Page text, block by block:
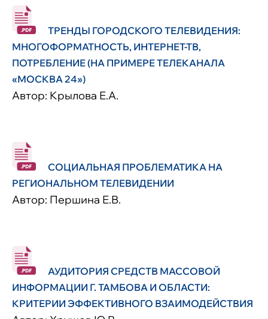
ТРЕНДЫ ГОРОДСКОГО ТЕЛЕВИДЕНИЯ:
МНОГОФОРМАТНОСТЬ, ИНТЕРНЕТ-ТВ,
ПОТРЕБЛЕНИЕ (НА ПРИМЕРЕ ТЕЛЕКАНАЛА
«МОСКВА 24»)
Автор: Крылова Е.А.
СОЦИАЛЬНАЯ ПРОБЛЕМАТИКА НА
РЕГИОНАЛЬНОМ ТЕЛЕВИДЕНИИ
Автор: Першина Е.В.
АУДИТОРИЯ СРЕДСТВ МАССОВОЙ
ИНФОРМАЦИИ Г. ТАМБОВА И ОБЛАСТИ:
КРИТЕРИИ ЭФФЕКТИВНОГО ВЗАИМОДЕЙСТВИЯ